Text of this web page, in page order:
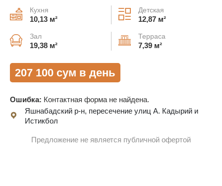
Кухня
10,13 м²
Детская
12,87 м²
Зал
19,38 м²
Терраса
7,39 м²
207 100 сум в день
Ошибка: Контактная форма не найдена.
Яшнабадский р-н, пересечение улиц А. Кадырий и
Истикбол
Предложение не является публичной офертой